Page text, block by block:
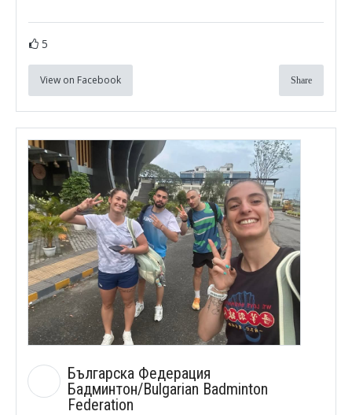
5
View on Facebook Share
Българска Федерация
Бадминтон/Bulgarian Badminton
Federation